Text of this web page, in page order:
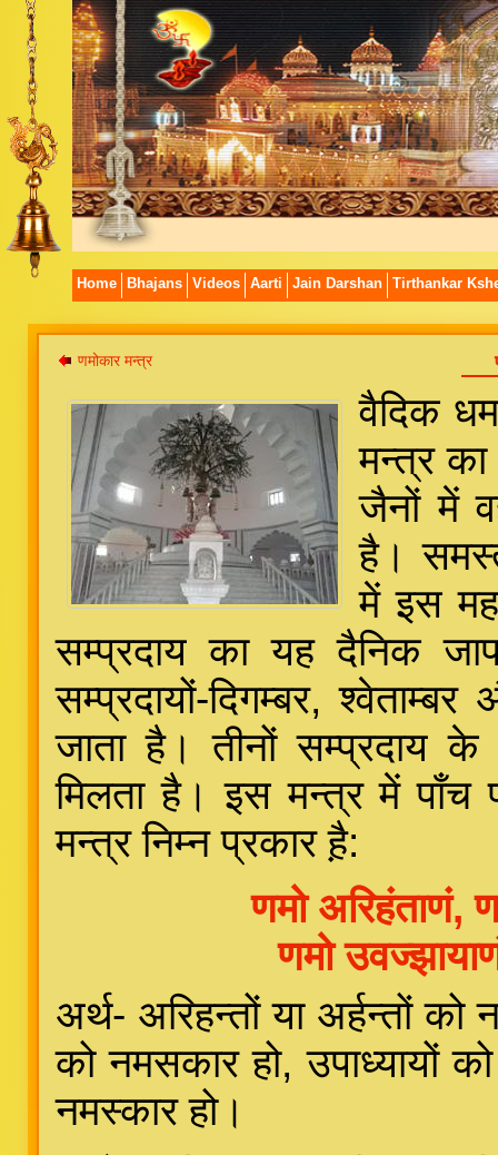
Home Bhajans Videos Aarti Jain Darshan Tirthankar
णमोकार मन्त्र
वैदिक
मन्त्र का
जैनों में
है।
में इस
सम्प्रदाय का यह दैनिक
सम्प्रदायों-दिगम्बर,
जाता है। तीनों सम्प्रदाय
मिलता है। इस मन्त्र में पाँच
मन्त्र निम्न प्रकार ह़ै:
णमो अरिहंताणं,
णमो
अर्थ- अरिहन्तों या अर्हन्तों को
को नमसकार हो, उपाध्यायों
नमस्कार हो।